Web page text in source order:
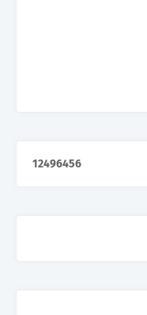
12496456